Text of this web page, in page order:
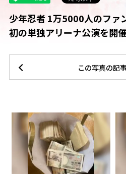
少年忍者 1万5000人のファ
初の単独アリーナ公演を開
この写真の記